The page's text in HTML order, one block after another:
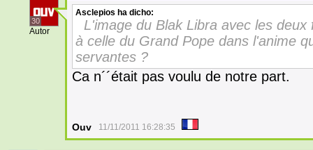
30
Autor
Asclepios ha dicho:
L'image du Blak Libra avec les
à celle du Grand Pope dans l'anime
servantes ?
Ca n´´était pas voulu de notre part.
Ouv 11/11/2011 16:28:35